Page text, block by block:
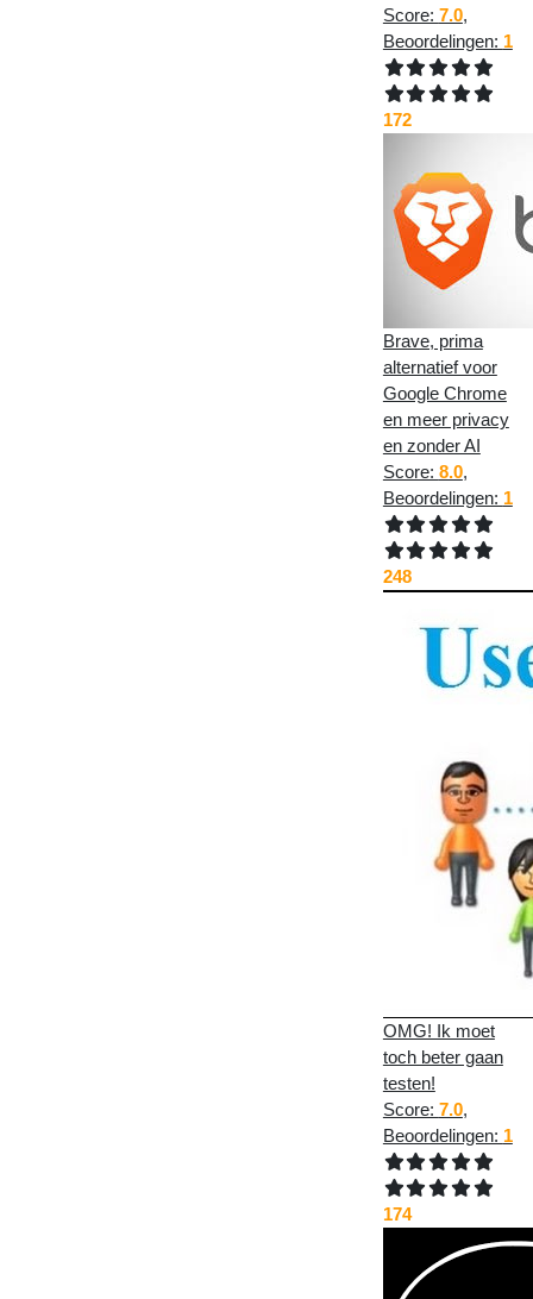
Score: 7.0,
Beoordelingen: 1
172
Brave, prima
alternatief voor
Google Chrome
en meer privacy
en zonder AI
Score: 8.0,
Beoordelingen: 1
248
OMG! Ik moet
toch beter gaan
testen!
Score: 7.0,
Beoordelingen: 1
174